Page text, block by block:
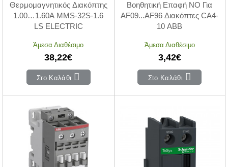
Θερμομαγνητικός Διακόπτης
1.00…1.60Α MMS-32S-1.6
LS ELECTRIC
Άμεσα Διαθέσιμο
38,22€
Στο Καλάθι
Βοηθητική Επαφή NO Για
AF09...AF96 Διακόπτες CA4-
10 ABB
Άμεσα Διαθέσιμο
3,42€
Στο Καλάθι